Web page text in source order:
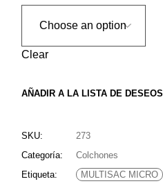
Clear
AÑADIR A LA LISTA DE DESEOS
SKU:
273
Categoría:
Colchones
Etiqueta:
MULTISAC MICRO